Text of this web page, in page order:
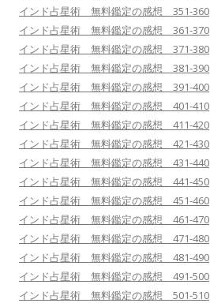
インド占星術 無料鑑定の感想 351-360
インド占星術 無料鑑定の感想 361-370
インド占星術 無料鑑定の感想 371-380
インド占星術 無料鑑定の感想 381-390
インド占星術 無料鑑定の感想 391-400
インド占星術 無料鑑定の感想 401-410
インド占星術 無料鑑定の感想 411-420
インド占星術 無料鑑定の感想 421-430
インド占星術 無料鑑定の感想 431-440
インド占星術 無料鑑定の感想 441-450
インド占星術 無料鑑定の感想 451-460
インド占星術 無料鑑定の感想 461-470
インド占星術 無料鑑定の感想 471-480
インド占星術 無料鑑定の感想 481-490
インド占星術 無料鑑定の感想 491-500
インド占星術 無料鑑定の感想 501-510